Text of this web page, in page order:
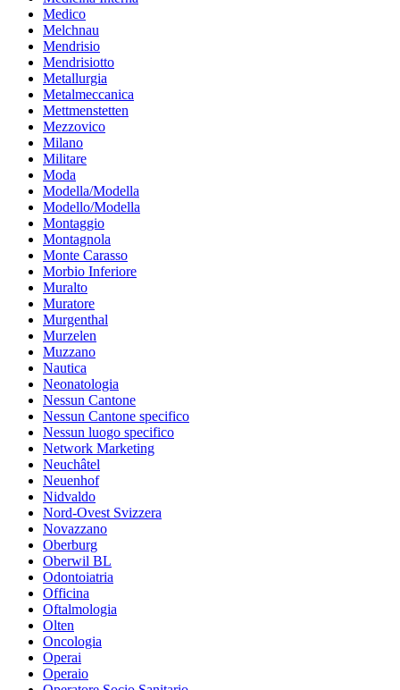
Medico
Melchnau
Mendrisio
Mendrisiotto
Metallurgia
Metalmeccanica
Mettmenstetten
Mezzovico
Milano
Militare
Moda
Modella/Modella
Modello/Modella
Montaggio
Montagnola
Monte Carasso
Morbio Inferiore
Muralto
Muratore
Murgenthal
Murzelen
Muzzano
Nautica
Neonatologia
Nessun Cantone
Nessun Cantone specifico
Nessun luogo specifico
Network Marketing
Neuchâtel
Neuenhof
Nidvaldo
Nord-Ovest Svizzera
Novazzano
Oberburg
Oberwil BL
Odontoiatria
Officina
Oftalmologia
Olten
Oncologia
Operai
Operaio